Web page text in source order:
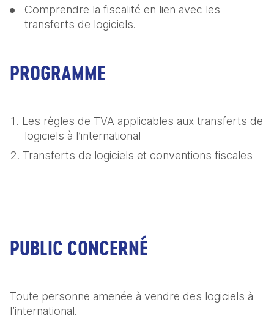
Comprendre la fiscalité en lien avec les
transferts de logiciels.
PROGRAMME
Les règles de TVA applicables aux transferts de
logiciels à l’international
Transferts de logiciels et conventions fiscales
PUBLIC CONCERNÉ
Toute personne amenée à vendre des logiciels à
l’international.